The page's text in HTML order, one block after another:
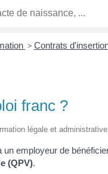
> Contrats
franc ?
légale et
employeur de
(QPV).